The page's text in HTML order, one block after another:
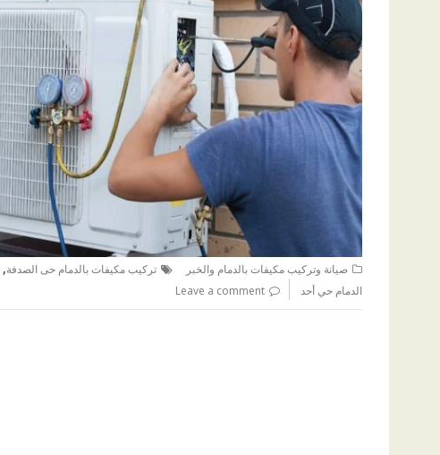
صيانة وتركيب مكيفات بالدمام والخبر تركيب مكيفات بالدمام حى الصدفة,
الدمام حي أحد
Leave a comment